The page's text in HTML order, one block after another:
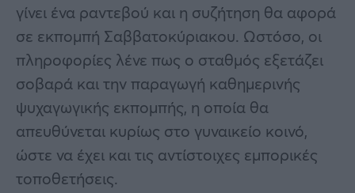
γίνει ένα ραντεβού και η συζήτηση θα αφορά
σε εκπομπή Σαββατοκύριακου. Ωστόσο, οι
πληροφορίες λένε πως ο σταθμός εξετάζει
σοβαρά και την παραγωγή καθημερινής
ψυχαγωγικής εκπομπής, η οποία θα
απευθύνεται κυρίως στο γυναικείο κοινό,
ώστε να έχει και τις αντίστοιχες εμπορικές
τοποθετήσεις.